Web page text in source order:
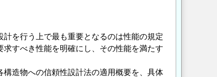
を行う上で最も重要となるのは性能の規定
すべき性能を明確にし、その性能を満たす
造物への信頼性設計法の適用概要を、具体